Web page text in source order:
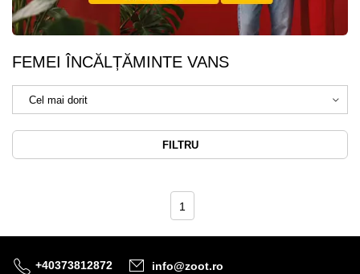
FEMEI ÎNCĂLȚĂMINTE VANS
FILTRU
1
+40373812872 info@zoot.ro